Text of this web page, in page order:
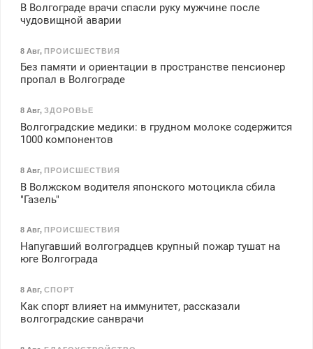
В Волгограде врачи спасли руку мужчине после
чудовищной аварии
8 Авг, ПРОИСШЕСТВИЯ
Без памяти и ориентации в пространстве пенсионер
пропал в Волгограде
8 Авг, ЗДОРОВЬЕ
Волгоградские медики: в грудном молоке содержится
1000 компонентов
8 Авг, ПРОИСШЕСТВИЯ
В Волжском водителя японского мотоцикла сбила
"Газель"
8 Авг, ПРОИСШЕСТВИЯ
Напугавший волгоградцев крупный пожар тушат на
юге Волгограда
8 Авг, СПОРТ
Как спорт влияет на иммунитет, рассказали
волгоградские санврачи